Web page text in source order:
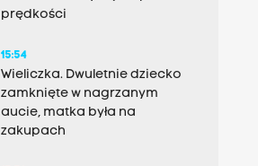
prędkości
15:54
Wieliczka. Dwuletnie dziecko
zamknięte w nagrzanym
aucie, matka była na
zakupach